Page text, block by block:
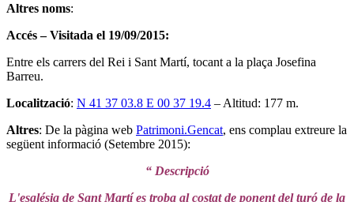
Altres noms:
Accés – Visitada el 19/09/2015:
Entre els carrers del Rei i Sant Martí, tocant a la plaça Josefina
Barreu.
Localització: N 41 37 03.8 E 00 37 19.4 – Altitud: 177 m.
Altres: De la pàgina web Patrimoni.Gencat, ens complau extreure la
següent informació (Setembre 2015):
“ Descripció
L'església de Sant Martí es troba al costat de ponent del turó de la